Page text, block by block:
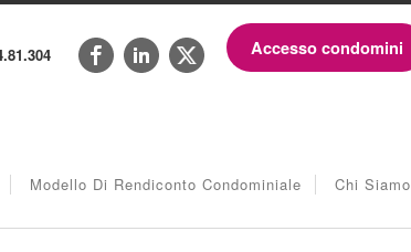
Accesso condomini
Modello Di Rendiconto Condominiale Chi Siamo